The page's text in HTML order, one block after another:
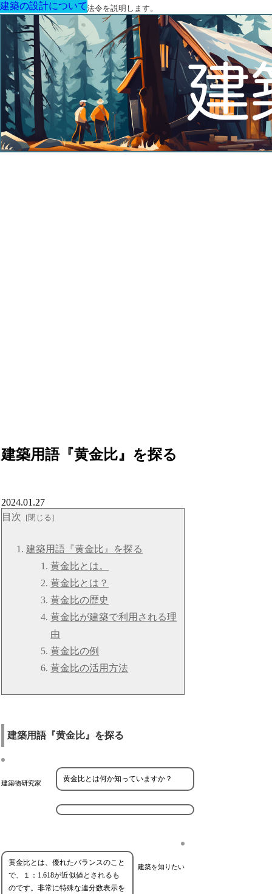
建築に関する用語と関連法令を説明します。
建築用語『黄金比』を探る
建築の設計について
2024.01.27
目次
建築用語『黄金比』を探る
黄金比とは。
黄金比とは？
黄金比の歴史
黄金比が建築で利用される理
由
黄金比の例
黄金比の活用方法
建築用語『黄金比』を探る
建築物研究家 黄金比とは何か知っていますか？
建築を知りたい
黄金比とは、優れたバランスのこと
で、１：1.618が近似値とされるも
のです。非常に特殊な連分数表示を
建築の設計について
建築の設計について
建築の設計について
建築の設計について
建築の設計について
建築の設計について